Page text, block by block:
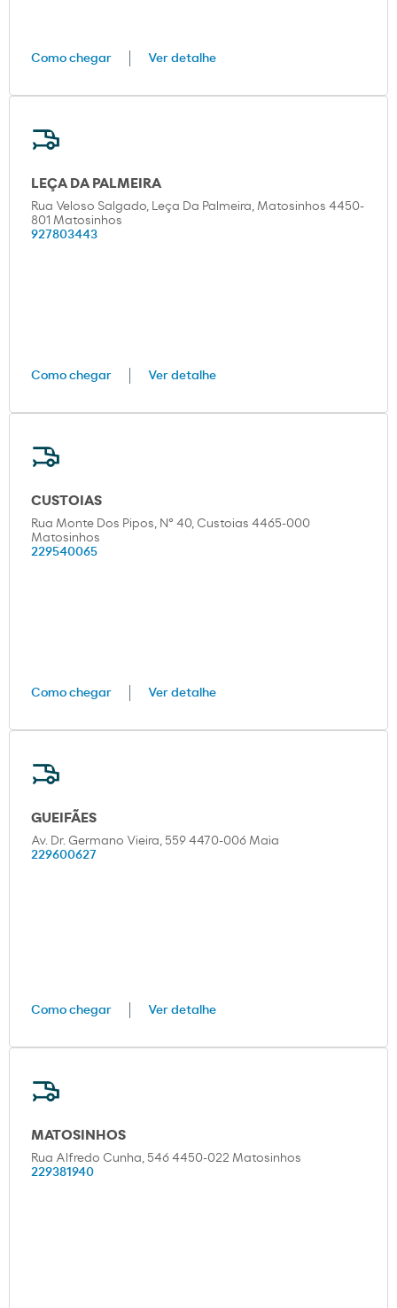
Como chegar Ver detalhe
LEÇA DA PALMEIRA
Rua Veloso Salgado, Leça Da Palmeira, Matosinhos 4450-
801 Matosinhos
927803443
Como chegar Ver detalhe
CUSTOIAS
Rua Monte Dos Pipos, Nº 40, Custoias 4465-000
Matosinhos
229540065
Como chegar Ver detalhe
GUEIFÃES
Av. Dr. Germano Vieira, 559 4470-006 Maia
229600627
Como chegar Ver detalhe
MATOSINHOS
Rua Alfredo Cunha, 546 4450-022 Matosinhos
229381940